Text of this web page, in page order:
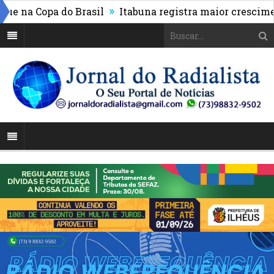
Copa do Brasil » Itabuna registra maior crescimento